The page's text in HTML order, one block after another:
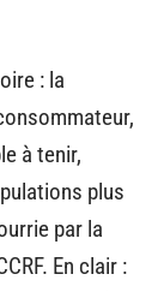
: la
à tenir,
plus
par la
En clair :